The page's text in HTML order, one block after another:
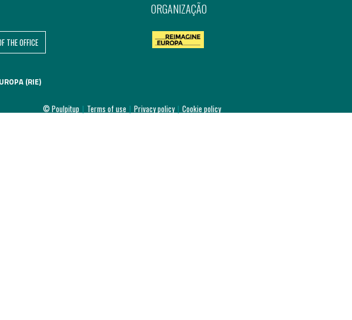
THE OFFICE
(RIE)
ORGANIZAÇÃO
© Poulpitup | Terms of use | Privacy policy | Cookie policy